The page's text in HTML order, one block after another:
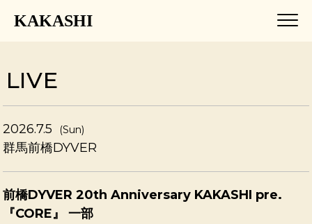
KAKASHI
LIVE
2026.7.5 (Sun)
群馬前橋DYVER
前橋DYVER 20th Anniversary KAKASHI pre.
『CORE』 一部